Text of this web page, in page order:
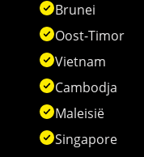
Brunei
Oost-Timor
Vietnam
Cambodja
Maleisië
Singapore